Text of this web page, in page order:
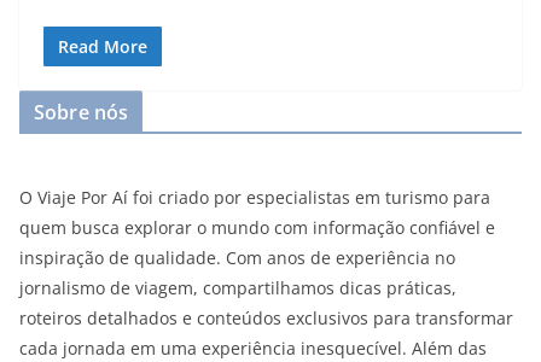
Read More
Sobre nós
O Viaje Por Aí foi criado por especialistas em turismo para
quem busca explorar o mundo com informação confiável e
inspiração de qualidade. Com anos de experiência no
jornalismo de viagem, compartilhamos dicas práticas,
roteiros detalhados e conteúdos exclusivos para transformar
cada jornada em uma experiência inesquecível. Além das